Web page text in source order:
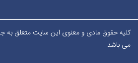
کلیه حقوق مادی و معنوی این سایت متعلق به
می باشد.